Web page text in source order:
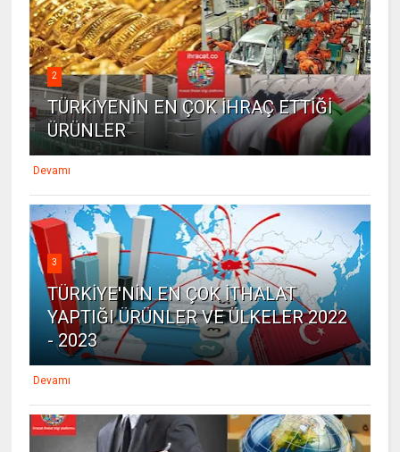
2
TÜRKİYENİN EN ÇOK İHRAÇ ETTİĞİ
ÜRÜNLER
Devamı
3
TÜRKİYE'NİN EN ÇOK İTHALAT
YAPTIĞI ÜRÜNLER VE ÜLKELER 2022
- 2023
Devamı